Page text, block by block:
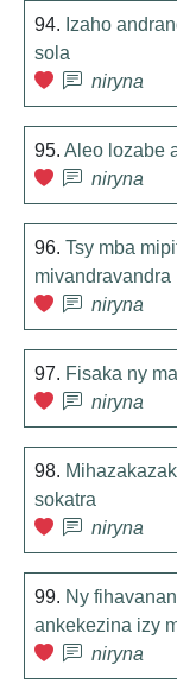
94. Izaho
sola
niryna
95. Aleo lozabe
niryna
96. Tsy mba
mivandravandra
niryna
97. Fisaka ny
niryna
98.
sokatra
niryna
99. Ny
ankekezina izy
niryna